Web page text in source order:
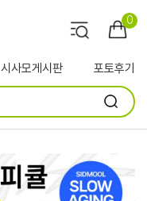
0
시사모게시판 포토후기